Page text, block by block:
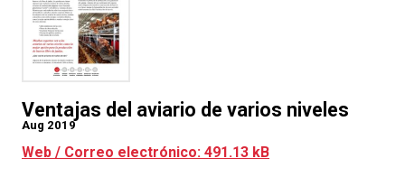
Ventajas del aviario de varios niveles
Aug 2019
Web / Correo electrónico: 491.13 kB